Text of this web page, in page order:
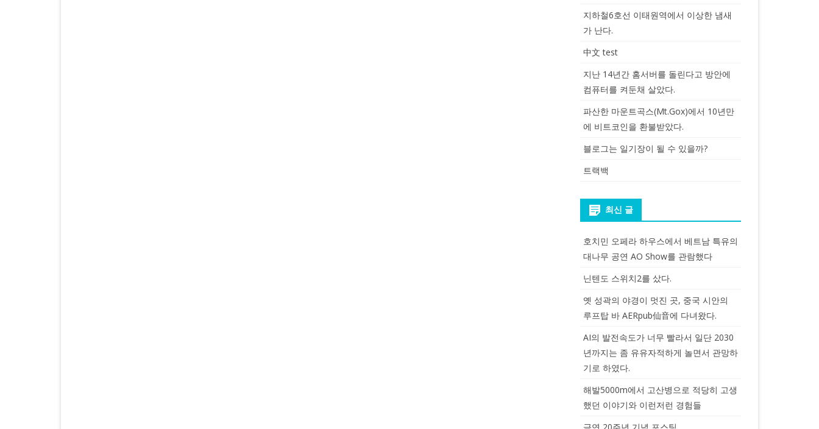
지하철6호선 이태원역에서 이상한 냄새
가 난다.
中文 test
지난 14년간 홈서버를 돌린다고 방안에
컴퓨터를 켜둔채 살았다.
파산한 마운트곡스(Mt.Gox)에서 10년만
에 비트코인을 환불받았다.
블로그는 일기장이 될 수 있을까?
트랙백
최신 글
호치민 오페라 하우스에서 베트남 특유의
대나무 공연 AO Show를 관람했다
닌텐도 스위치2를 샀다.
옛 성곽의 야경이 멋진 곳, 중국 시안의
루프탑 바 AERpub仙音에 다녀왔다.
AI의 발전속도가 너무 빨라서 일단 2030
년까지는 좀 유유자적하게 놀면서 관망하
기로 하였다.
해발5000m에서 고산병으로 적당히 고생
했던 이야기와 이런저런 경험들